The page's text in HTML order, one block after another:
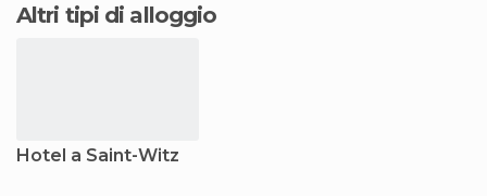
Altri tipi di alloggio
Hotel a Saint-Witz